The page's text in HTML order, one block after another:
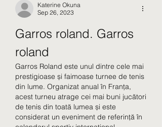
Katerine Okuna
Sep 26, 2023
Garros roland. Garros
roland
Garros Roland este unul dintre cele mai
prestigioase și faimoase turnee de tenis
din lume. Organizat anual în Franța,
acest turneu atrage cei mai buni jucători
de tenis din toată lumea și este
considerat un eveniment de referință în